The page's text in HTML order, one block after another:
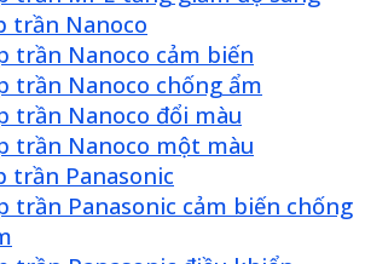
trần Nanoco
trần Nanoco cảm biến
trần Nanoco chống ẩm
trần Nanoco đổi màu
trần Nanoco một màu
trần Panasonic
trần Panasonic cảm biến chống